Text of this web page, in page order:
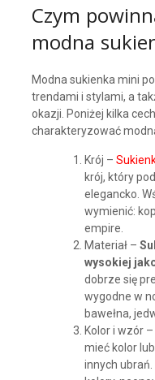
Czym
modna
Modna sukienka mini
trendami i stylami, a
okazji. Poniżej kilka
charakteryzować
Krój –
krój, który
elegancko.
wymienić:
empire.
Materiał –
wysokiej
dobrze się
wygodne w
bawełna,
Kolor i wzór
mieć kolor
innych